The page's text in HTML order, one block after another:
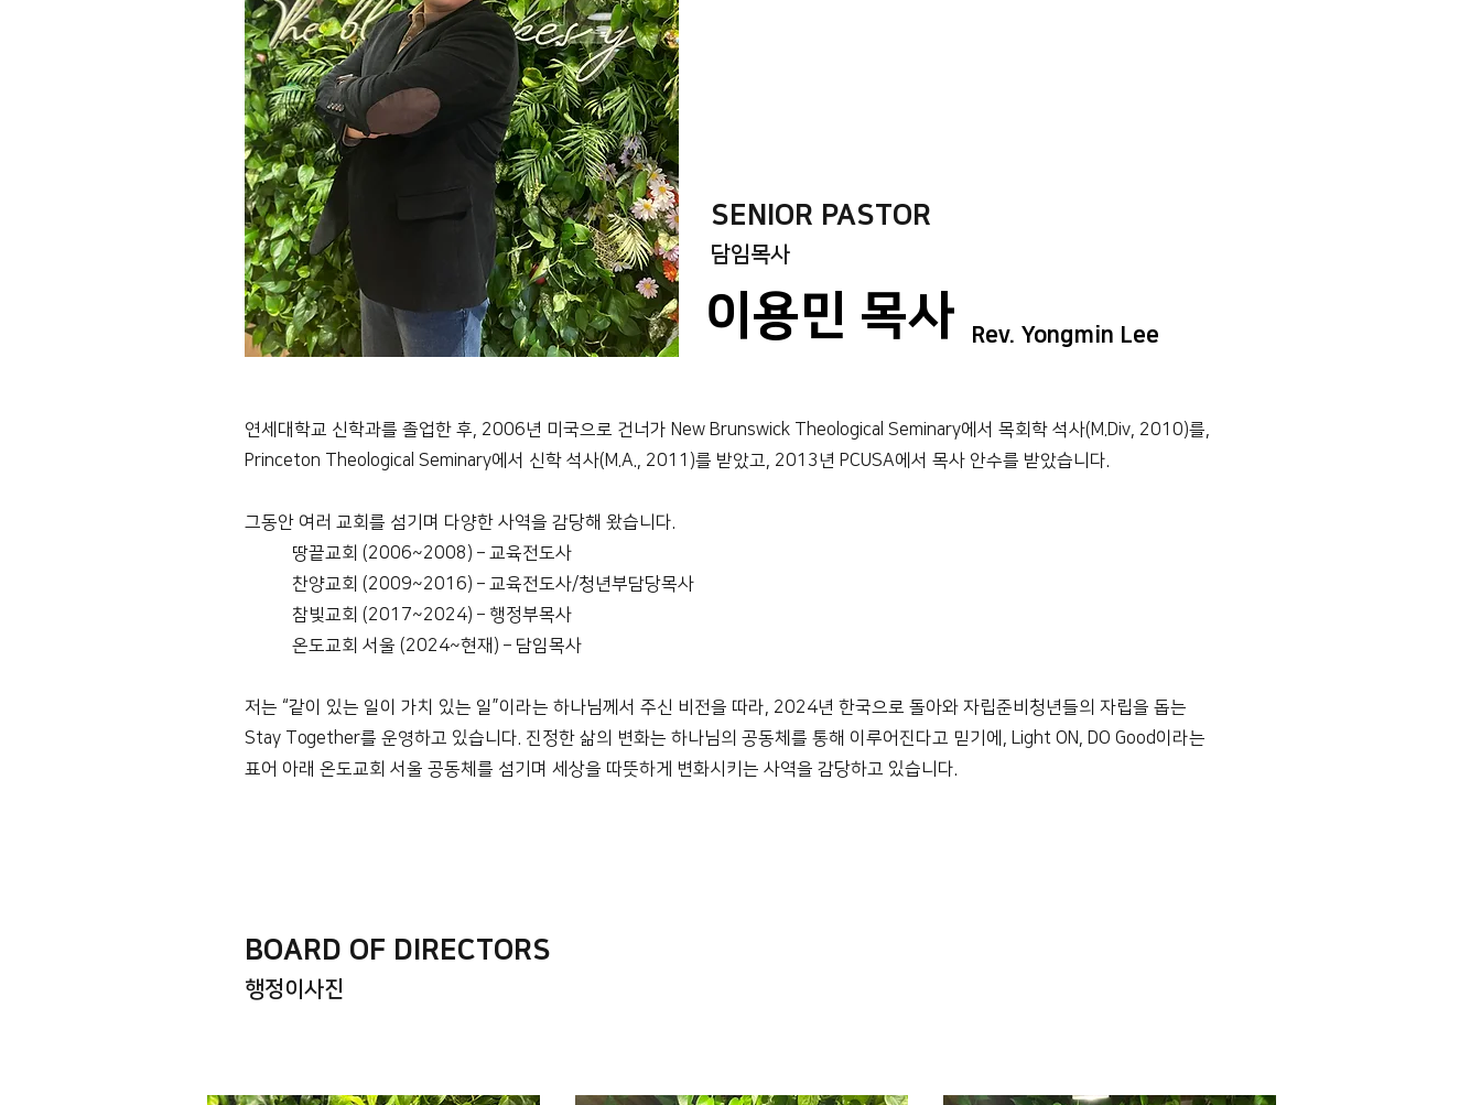
SENIOR PASTOR
담임목사
이용민 목사 Rev. Yongmin Lee
연세대학교 신학과를 졸업한 후, 2006년 미국으로 건너가 New Brunswick Theological Seminary에서 목회학 석사(M.Div, 2010)를,
Princeton Theological Seminary에서 신학 석사(M.A., 2011)를 받았고, 2013년 PCUSA에서 목사 안수를 받았습니다.
그동안 여러 교회를 섬기며 다양한 사역을 감당해 왔습니다.
• 땅끝교회 (2006~2008) – 교육전도사
• 찬양교회 (2009~2016) – 교육전도사/청년부담당목사
• 참빛교회 (2017~2024) – 행정부목사
• 온도교회 서울 (2024~현재) – 담임목사
저는 “같이 있는 일이 가치 있는 일”이라는 하나님께서 주신 비전을 따라, 2024년 한국으로 돌아와 자립준비청년들의 자립을 돕는
Stay Together를 운영하고 있습니다. 진정한 삶의 변화는 하나님의 공동체를 통해 이루어진다고 믿기에, Light ON, DO Good이라는
표어 아래 온도교회 서울 공동체를 섬기며 세상을 따뜻하게 변화시키는 사역을 감당하고 있습니다.
BOARD OF DIRECTORS
​행정이사진